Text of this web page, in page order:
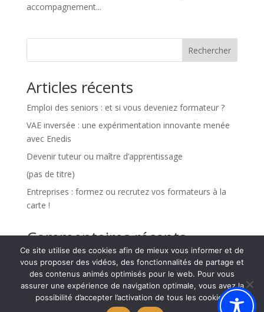
accompagnement...
Rechercher
Articles récents
Emploi des seniors : et si vous deveniez formateur ?
VAE inversée : une expérimentation innovante menée
avec Enedis
Devenir tuteur ou maître d’apprentissage
(pas de titre)
Entreprises : formez ou recrutez vos formateurs à la
carte !
Commentaires récents
Aucun commentaire à afficher.
Ce site utilise des cookies afin de mieux vous informer et de
vous proposer des vidéos, des fonctionnalités de partage et
des contenus animés optimisés pour le web. Pour vous
assurer une expérience de navigation optimale, vous avez la
possibilité d’accepter l’activation de tous les cookies.